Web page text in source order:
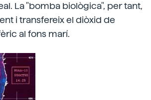
La "bomba biològica", per tant,
i transfereix el diòxid de
al fons marí.